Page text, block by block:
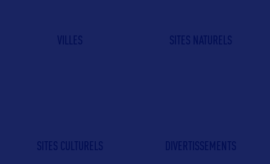
VILLES SITES NATURELS
SITES CULTURELS DIVERTISSEMENTS